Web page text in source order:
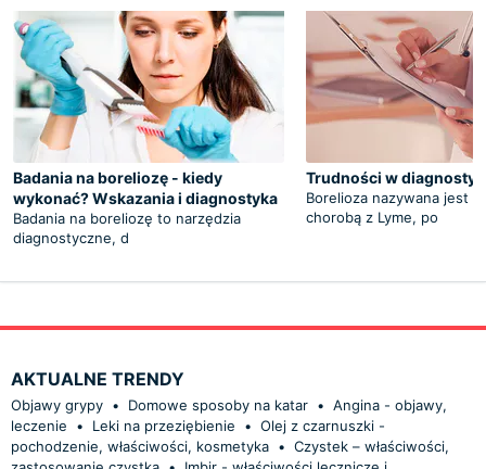
Badania na boreliozę - kiedy
wykonać? Wskazania i diagnostyka
Badania na boreliozę to narzędzia
diagnostyczne, d
Trudności w
Borelioza nazywana jest
chorobą z Lyme, po
AKTUALNE TRENDY
Objawy grypy • Domowe sposoby na katar • Angina - objawy,
leczenie
• Leki na przeziębienie • Olej z czarnuszki -
pochodzenie, właściwości, kosmetyka • Czystek – właściwości,